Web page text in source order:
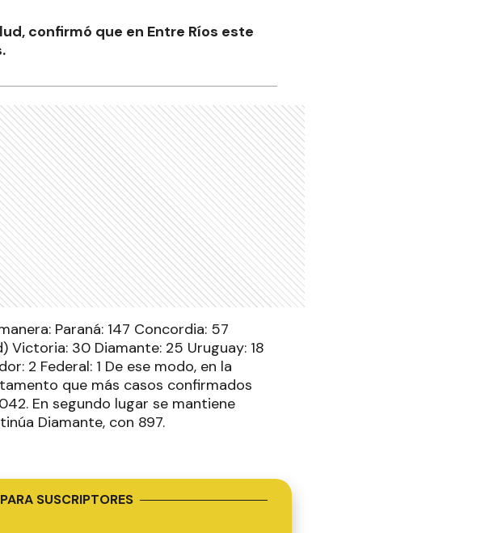
confirmó que en Entre Ríos este
Paraná: 147 Concordia: 57
Victoria: 30 Diamante: 25 Uruguay: 18
2 Federal: 1 De ese modo, en la
que más casos confirmados
En segundo lugar se mantiene
Diamante, con 897.
SUSCRIPTORES